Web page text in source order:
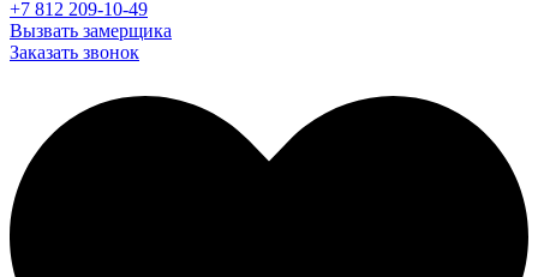
+7 812 209-10-49
Вызвать замерщика
Заказать звонок